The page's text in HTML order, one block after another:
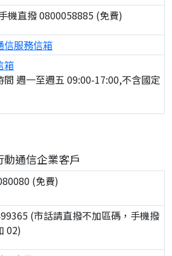
機直撥 0800058885 (免費)
信服務信箱
箱
間 週一至週五 09:00-17:00,不含國定
動通信企業客戶
(免費)
(市話請直撥不加區碼，手機撥
02)